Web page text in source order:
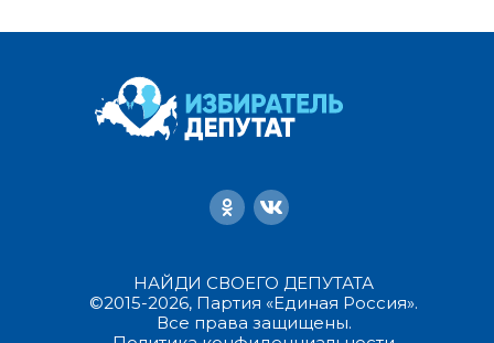
НАЙДИ СВОЕГО ДЕПУТАТА
©2015-2026, Партия «Единая Россия».
Все права защищены.